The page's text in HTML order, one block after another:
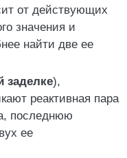
от действующих
значения и
найти две ее
заделке),
реактивная пара
последнюю
ее